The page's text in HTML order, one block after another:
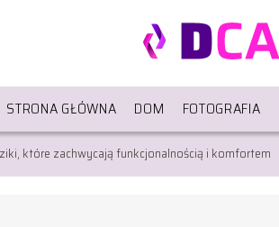
STRONA GŁÓWNA DOM FOTOGRAFIA
które zachwycają funkcjonalnością i komfortem